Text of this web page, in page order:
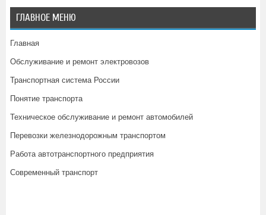
ГЛАВНОЕ МЕНЮ
Главная
Обслуживание и ремонт электровозов
Транспортная система России
Понятие транспорта
Техническое обслуживание и ремонт автомобилей
Перевозки железнодорожным транспортом
Работа автотранспортного предприятия
Современный транспорт